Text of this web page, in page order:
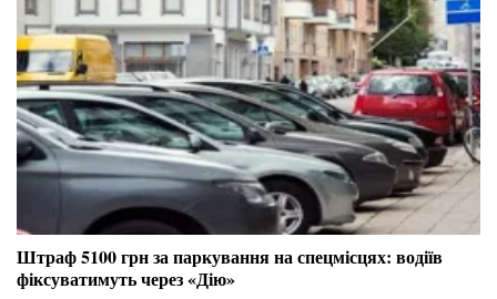
Штраф 5100 грн за паркування на спецмісцях: водіїв
фіксуватимуть через «Дію»